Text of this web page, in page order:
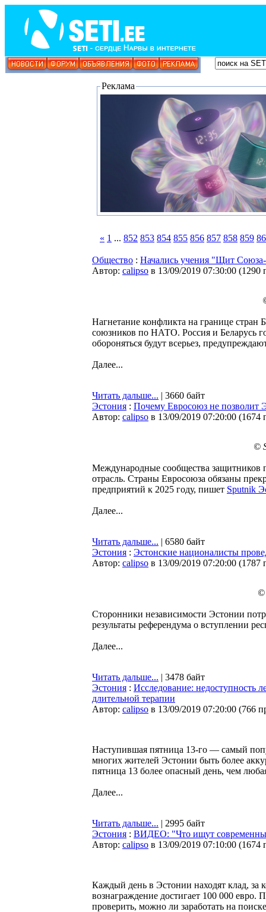
Реклама
« 1 ... 852 853 854 855 856 857 858 859
Общество : Начались учения "Щит
Автор: calipso в 13/09/2019 07:30:00 (1290
Нагнетание конфликта на границе стран
союзников по НАТО. Россия и Беларусь
обороняться будут всерьез,
Далее...
Читать дальше... | 3660 байт
Эстония : Почему Евросоюз не позволит
Автор: calipso в 13/09/2019 07:20:00 (1674
©
Международные сообщества защитников
отрасль. Страны Евросоюза обязаны
предприятий к 2025 году, пишет Sputnik
Далее...
Читать дальше... | 6580 байт
Эстония : Эстонские националисты
Автор: calipso в 13/09/2019 07:20:00 (1787
©
Сторонники независимости Эстонии
результаты референдума о вступлении
Далее...
Читать дальше... | 3478 байт
Эстония : Исследование: недоступность
длительной терапии
Автор: calipso в 13/09/2019 07:20:00 (766
Наступившая пятница 13-го — самый
многих жителей Эстонии быть более
пятница 13 более опасный день, чем
Далее...
Читать дальше... | 2995 байт
Эстония : ВИДЕО: "Что ищут
Автор: calipso в 13/09/2019 07:10:00 (1674
Каждый день в Эстонии находят клад, за
вознаграждение достигает 100 000
проверить, можно ли заработать на